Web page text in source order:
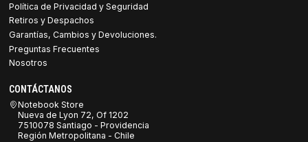
Política de Privacidad y Seguridad
Retiros y Despachos
Garantías, Cambios y Devoluciones.
Preguntas Frecuentes
Nosotros
CONTÁCTANOS
Notebook Store
Nueva de Lyon 72, Of 1202
7510078 Santiago - Providencia
Región Metropolitana - Chile